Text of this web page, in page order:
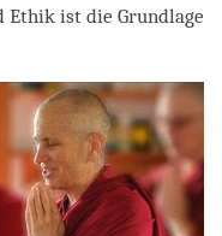
Ethik ist die Grundlage